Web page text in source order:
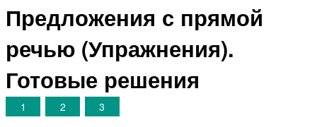
Предложения с прямой
речью (Упражнения).
Готовые решения
1 2 3